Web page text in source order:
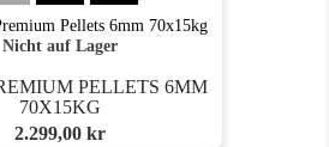
Nicht auf Lager
PELLETS 6MM
70X15KG
Preis
2.299,00 kr